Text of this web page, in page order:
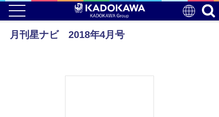
月刊星ナビ 2018年4月号